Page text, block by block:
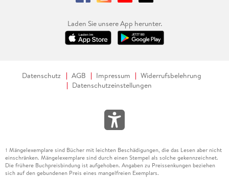
Laden Sie unsere App herunter.
Datenschutz AGB Impressum
Widerrufsbelehrung
Datenschutzeinstellungen
1 Mängelexemplare sind Bücher mit leichten Beschädigungen, die das Lesen aber nicht
einschränken. Mängelexemplare sind durch einen Stempel als solche gekennzeichnet.
Die frühere Buchpreisbindung ist aufgehoben. Angaben zu Preissenkungen beziehen
sich auf den gebundenen Preis eines mangelfreien Exemplars.